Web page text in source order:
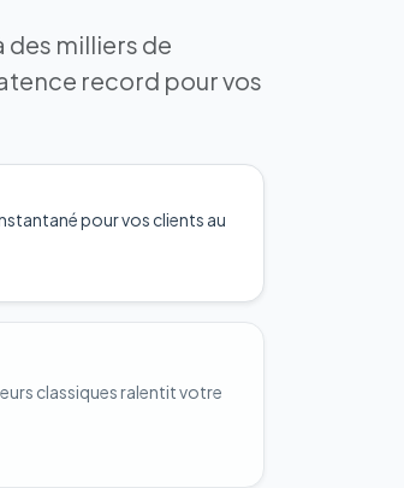
des milliers de
record pour vos
pour vos clients au
classiques ralentit votre